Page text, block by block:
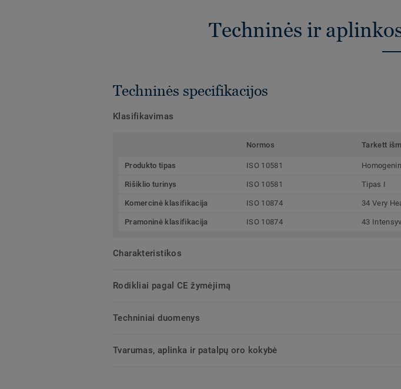
Techninės ir
Techninės specifikacijos
Klasifikavimas
Normos Tarkett
Produkto tipas ISO 10581
Rišiklio turinys ISO 10581 Tipas I
Komercinė klasifikacija ISO 10874 34 Very
Pramoninė klasifikacija ISO 10874 43
Charakteristikos
Rodikliai pagal CE žymėjimą
Techniniai duomenys
Tvarumas, aplinka ir patalpų oro kokybė